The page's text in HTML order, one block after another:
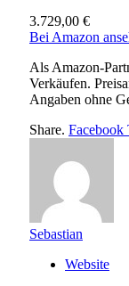
3.729,00 €
Bei Amazon
Als Amazon-
Verkäufen.
Angaben ohne
Share. Facebook
Sebastian
Website